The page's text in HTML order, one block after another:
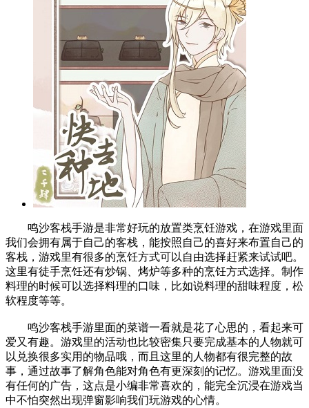
鸣沙客栈手游是非常好玩的放置类烹饪游戏，在游戏里面
我们会拥有属于自己的客栈，能按照自己的喜好来布置自己的
客栈，游戏里有很多的烹饪方式可以自由选择赶紧来试试吧。
这里有徒手烹饪还有炒锅、烤炉等多种的烹饪方式选择。制作
料理的时候可以选择料理的口味，比如说料理的甜味程度，松
软程度等等。
鸣沙客栈手游里面的菜谱一看就是花了心思的，看起来可
爱又有趣。游戏里的活动也比较密集只要完成基本的人物就可
以兑换很多实用的物品哦，而且这里的人物都有很完整的故
事，通过故事了解角色能对角色有更深刻的记忆。游戏里面没
有任何的广告，这点是小编非常喜欢的，能完全沉浸在游戏当
中不怕突然出现弹窗影响我们玩游戏的心情。